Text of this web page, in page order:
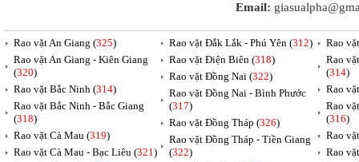
Email:
Rao vặt An Giang (325)
Rao vặt An Giang - Kiên Giang
(320)
Rao vặt Bắc Ninh (314)
Rao vặt Bắc Ninh - Bắc Giang
(318)
Rao vặt Cà Mau (319)
Rao vặt Cà Mau - Bạc Liêu (321)
Rao vặt Đắk Lắk - Phú Yên (312)
Rao vặt Điện Biên (318)
Rao vặt Đồng Nai (322)
Rao vặt Đồng Nai - Bình Phước
(317)
Rao vặt Đồng Tháp (326)
Rao vặt Đồng Tháp - Tiền Giang
(322)
Rao
Rao
(314)
Rao
Rao
(316)
Rao
Rao